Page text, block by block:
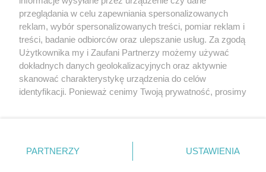
śniadaniówka "Hej
Szczecin! Jest piątek!"
Partnerzy
Praca Szczecin
przeglądania w celu zapewniania spersonalizowanych
reklam, wybór spersonalizowanych treści, pomiar reklam i
treści, badanie odbiorców oraz ulepszanie usług. Za zgodą
Użytkownika my i Zaufani Partnerzy możemy używać
dokładnych danych geolokalizacyjnych oraz aktywnie
skanować charakterystykę urządzenia do celów
identyfikacji. Ponieważ cenimy Twoją prywatność, prosimy
prywatności znajdujący się w lewym dolnym rogu strony
. Niektóre rodzaje przetwarzania danych nie wymagają
PARTNERZY USTAWIENIA